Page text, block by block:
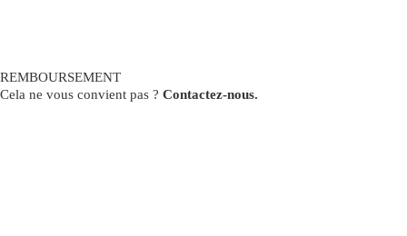
REMBOURSEMENT
Cela ne vous convient pas ? Contactez-nous.